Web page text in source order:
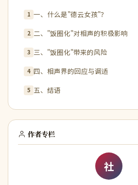
1 一、什么是"德云女孩"？
2 二、"饭圈化"对相声的积极影响
3 三、"饭圈化"带来的风险
4 四、相声界的回应与调适
5 五、结语
作者专栏
社